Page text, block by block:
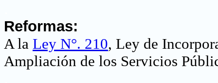
Reformas:
A la Ley N°. 210, Ley de
Ampliación de los Servicios